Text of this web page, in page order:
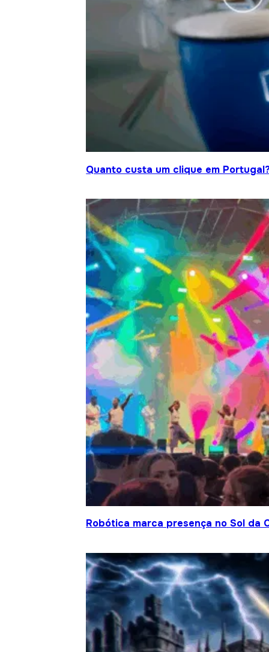
Quanto custa um clique em
Robótica marca presença no Sol da